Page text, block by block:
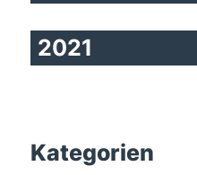
2021
Kategorien